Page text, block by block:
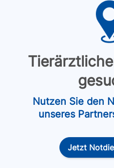
Nutzen Sie den
unseres
Jetzt